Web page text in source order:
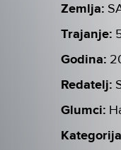
Zemlja:
Trajanje:
Godina:
Redatelj:
Glumci: